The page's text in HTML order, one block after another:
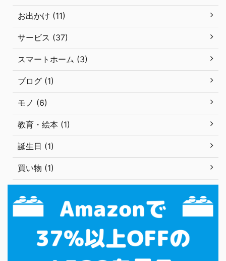
お出かけ (11)
サービス (37)
スマートホーム (3)
ブログ (1)
モノ (6)
教育・絵本 (1)
誕生日 (1)
買い物 (1)